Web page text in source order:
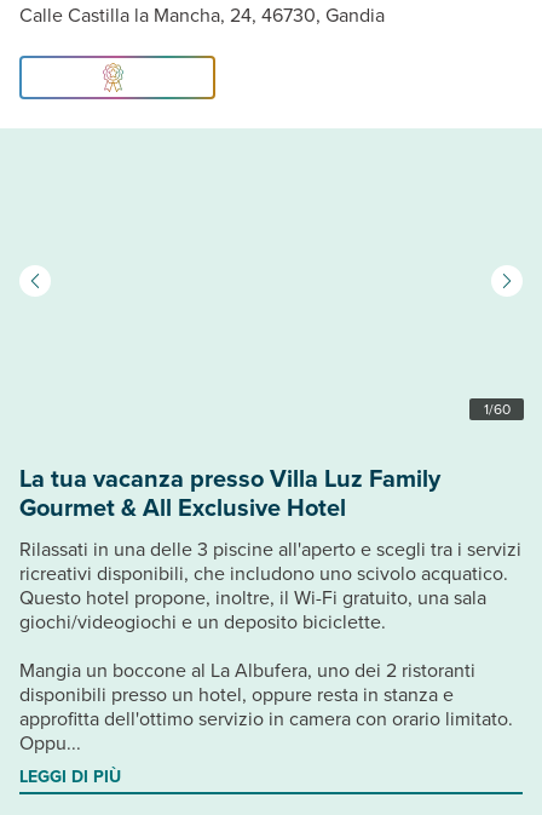
Calle Castilla la Mancha, 24, 46730, Gandia
1/60
La tua vacanza presso Villa Luz Family
Gourmet & All Exclusive Hotel
Rilassati in una delle 3 piscine all'aperto e scegli tra i servizi
ricreativi disponibili, che includono uno scivolo acquatico.
Questo hotel propone, inoltre, il Wi-Fi gratuito, una sala
giochi/videogiochi e un deposito biciclette.
Mangia un boccone al La Albufera, uno dei 2 ristoranti
disponibili presso un hotel, oppure resta in stanza e
approfitta dell'ottimo servizio in camera con orario limitato.
Oppu...
LEGGI DI PIÙ